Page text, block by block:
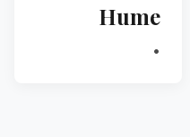
Hume
•